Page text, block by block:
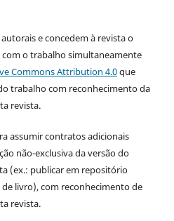
e concedem à revista o
o trabalho simultaneamente
Commons Attribution 4.0que
trabalho com reconhecimento da
revista.
assumir contratos adicionais
não-exclusiva da versão do
(ex.: publicar em repositório
livro), com reconhecimento de
revista.